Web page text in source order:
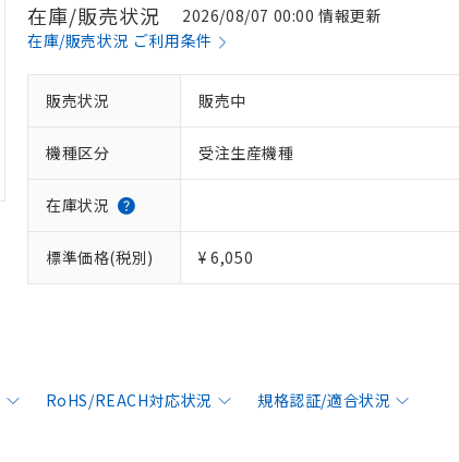
在庫/販売状況
2026/08/07 00:00 情報更新
在庫/販売状況 ご利用条件
販売状況 販売中
機種区分 受注生産機種
在庫状況
標準価格(税別) ¥ 6,050
RoHS/REACH対応状況 規格認証/適合状況